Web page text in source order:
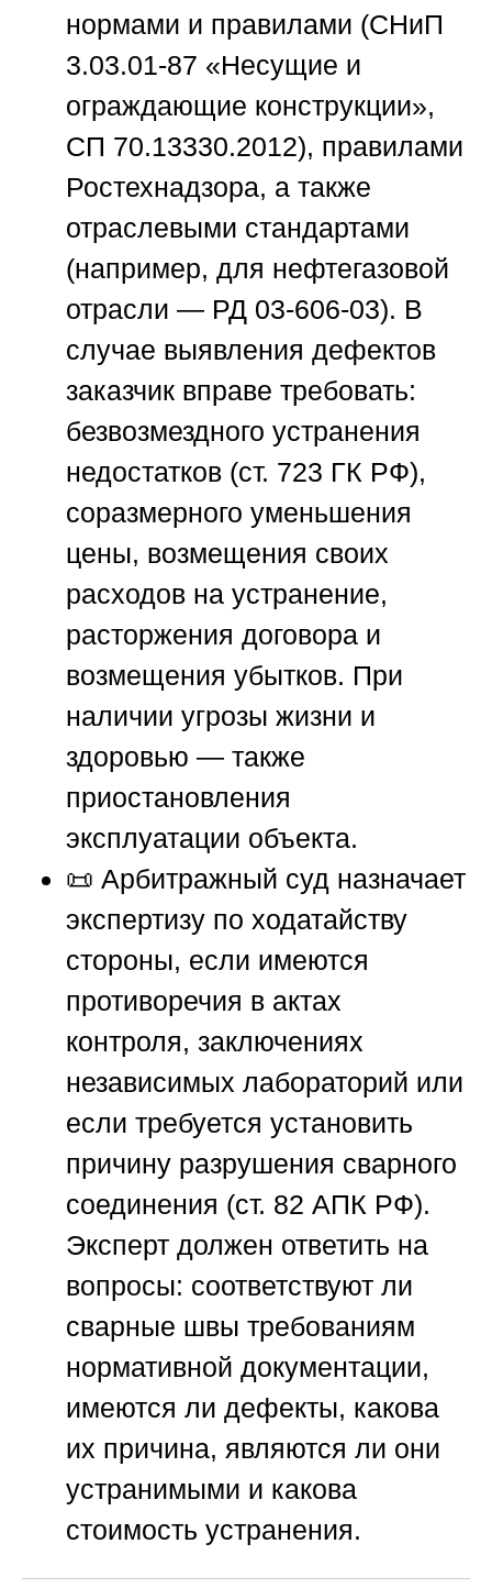
нормами и правилами (СНиП
3.03.01-87 «Несущие и
ограждающие конструкции»,
СП 70.13330.2012), правилами
Ростехнадзора, а также
отраслевыми стандартами
(например, для нефтегазовой
отрасли — РД 03-606-03). В
случае выявления дефектов
заказчик вправе требовать:
безвозмездного устранения
недостатков (ст. 723 ГК РФ),
соразмерного уменьшения
цены, возмещения своих
расходов на устранение,
расторжения договора и
возмещения убытков. При
наличии угрозы жизни и
здоровью — также
приостановления
эксплуатации объекта.
📜 Арбитражный суд назначает
экспертизу по ходатайству
стороны, если имеются
противоречия в актах
контроля, заключениях
независимых лабораторий или
если требуется установить
причину разрушения сварного
соединения (ст. 82 АПК РФ).
Эксперт должен ответить на
вопросы: соответствуют ли
сварные швы требованиям
нормативной документации,
имеются ли дефекты, какова
их причина, являются ли они
устранимыми и какова
стоимость устранения.